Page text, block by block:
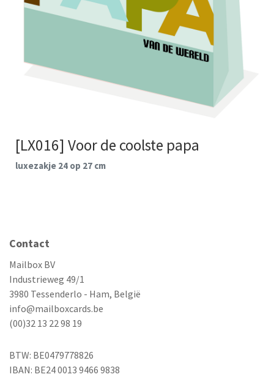
[LX016] Voor de coolste papa
luxezakje 24 op 27 cm
Contact
Mailbox BV
Industrieweg 49/1
3980 Tessenderlo - Ham, België
info@mailboxcards.be
(00)32 13 22 98 19
BTW: BE0479778826
IBAN: BE24 0013 9466 9838